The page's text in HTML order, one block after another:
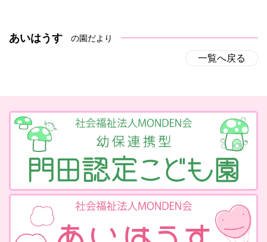
あいはうす の園だより
一覧へ戻る